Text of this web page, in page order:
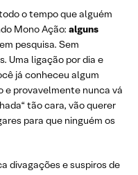
o tempo que alguém
Mono Ação: alguns
pesquisa. Sem
Uma ligação por dia e
já conheceu algum
e provavelmente nunca vá
tão cara, vão querer
para que ninguém os
divagações e suspiros de